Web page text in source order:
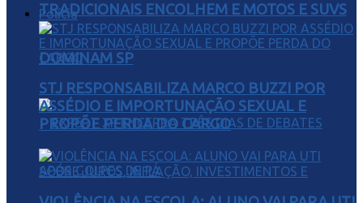
TRADICIONAIS ENCOLHEM E MOTOS E SUVS
DOMINAM SP
Polícia
STJ RESPONSABILIZA MARCO BUZZI POR
ASSÉDIO E IMPORTUNAÇÃO SEXUAL E
PROPÕE PERDA DO CARGO